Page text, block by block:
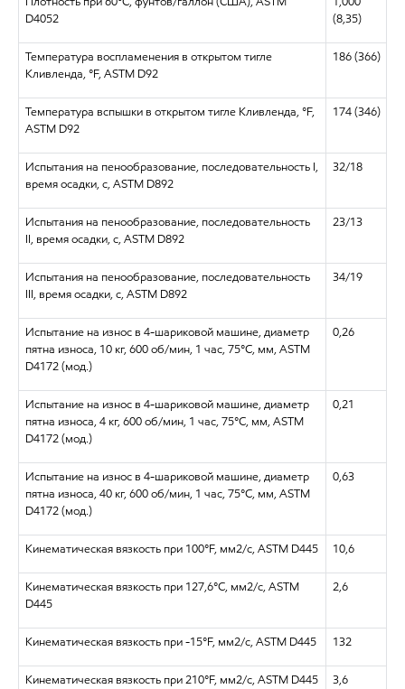
D4052
(8,35)
Температура воспламенения в открытом тигле
Кливленда, °F, ASTM D92
186 (366)
Температура вспышки в открытом тигле Кливленда, °F,
ASTM D92
174 (346)
Испытания на пенообразование, последовательность I,
время осадки, с, ASTM D892
32/18
Испытания на пенообразование, последовательность
II, время осадки, с, ASTM D892
23/13
Испытания на пенообразование, последовательность
III, время осадки, с, ASTM D892
34/19
Испытание на износ в 4-шариковой машине, диаметр
пятна износа, 10 кг, 600 об/мин, 1 час, 75°C, мм, ASTM
D4172 (мод.)
0,26
Испытание на износ в 4-шариковой машине, диаметр
пятна износа, 4 кг, 600 об/мин, 1 час, 75°C, мм, ASTM
D4172 (мод.)
0,21
Испытание на износ в 4-шариковой машине, диаметр
пятна износа, 40 кг, 600 об/мин, 1 час, 75°C, мм, ASTM
D4172 (мод.)
0,63
Кинематическая вязкость при 100°F, мм2/с, ASTM D445 10,6
Кинематическая вязкость при 127,6°C, мм2/с, ASTM
D445
2,6
Кинематическая вязкость при -15°F, мм2/с, ASTM D445 132
Кинематическая вязкость при 210°F, мм2/с, ASTM D445 3,6